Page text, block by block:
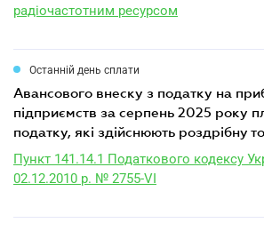
радіочастотним ресурсом
Останній день сплати
авансового внеску з податку на прибуток
підприємств за серпень 2025 року
податку, які здійснюють роздрібну
Пункт 141.14.1 Податкового кодексу
02.12.2010 р. № 2755-VI